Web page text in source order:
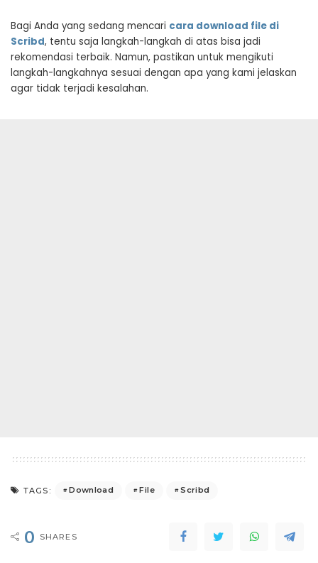
Bagi Anda yang sedang mencari cara download file di
Scribd, tentu saja langkah-langkah di atas bisa jadi
rekomendasi terbaik. Namun, pastikan untuk mengikuti
langkah-langkahnya sesuai dengan apa yang kami jelaskan
agar tidak terjadi kesalahan.
TAGS: Download File Scribd
0 SHARES